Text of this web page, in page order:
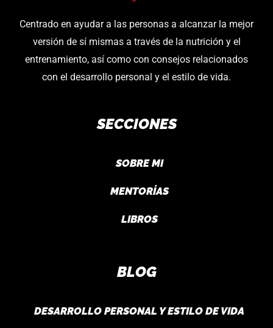
Centrado en ayudar a las personas a alcanzar la mejor
versión de sí mismas a través de la nutrición y el
entrenamiento, así como con consejos relacionados
con el desarrollo personal y el estilo de vida.
SECCIONES
SOBRE MI
MENTORÍAS
LIBROS
BLOG
DESARROLLO PERSONAL Y ESTILO DE VIDA